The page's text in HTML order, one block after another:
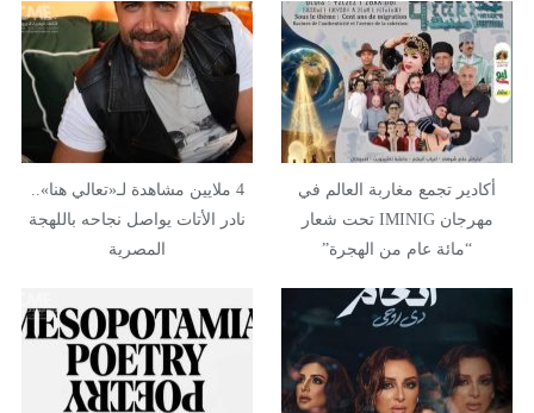
أكادير تجمع مغاربة العالم في
مهرجان IMINIG تحت شعار
“مائة عام من الهجرة”
4 ملايين مشاهدة لـ«تعالي هنا»..
نادر الأتات يواصل نجاحه باللهجة
المصرية